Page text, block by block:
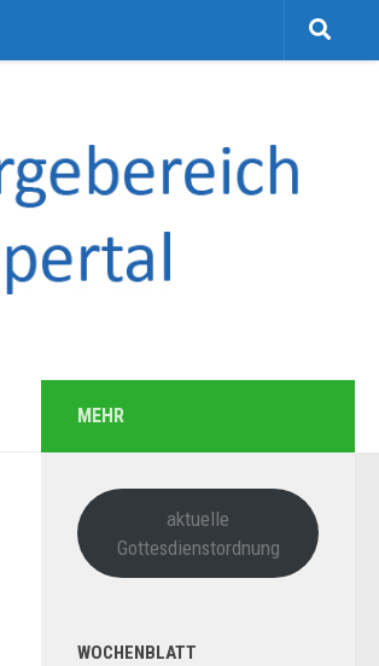
MEHR
aktuelle
Gottesdienstordnung
WOCHENBLATT